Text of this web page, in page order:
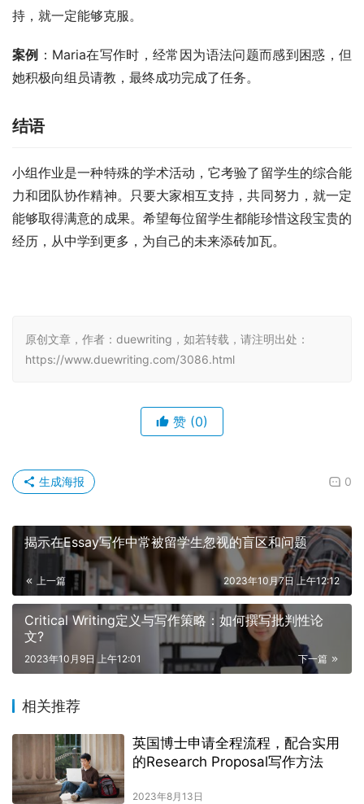
持，就一定能够克服。
案例 ：Maria在写作时，经常因为语法问题而感到困惑，但
她积极向组员请教，最终成功完成了任务。
结语
小组作业是一种特殊的学术活动，它考验了留学生的综合能
力和团队协作精神。只要大家相互支持，共同努力，就一定
能够取得满意的成果。希望每位留学生都能珍惜这段宝贵的
经历，从中学到更多，为自己的未来添砖加瓦。
原创文章，作者：duewriting，如若转载，请注明出处：
https://www.duewriting.com/3086.html
赞 (0)
0
生成海报
揭示在Essay写作中常被留学生忽视的盲区和问题
上一篇 2023年10月7日 上午12:12
Critical Writing定义与写作策略：如何撰写批判性论
文?
下一篇
2023年10月9日 上午12:01
相关推荐
英国博士申请全程流程，配合实用
的Research Proposal写作方法
2023年8月13日